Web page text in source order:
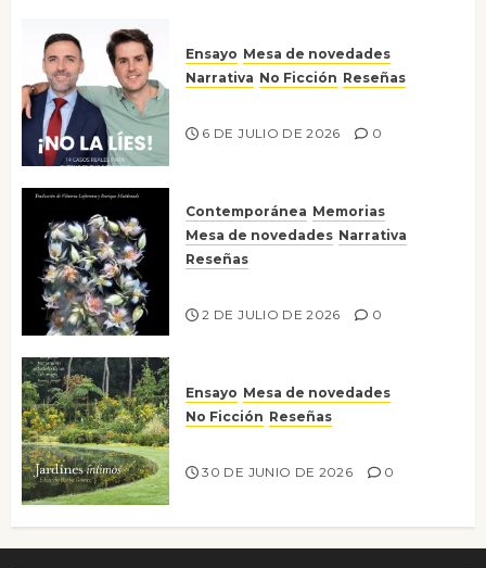
Ensayo Mesa de novedades
Narrativa No Ficción Reseñas
6 DE JULIO DE 2026 0
Contemporánea Memorias
Mesa de novedades Narrativa
Reseñas
2 DE JULIO DE 2026 0
Ensayo Mesa de novedades
No Ficción Reseñas
30 DE JUNIO DE 2026 0